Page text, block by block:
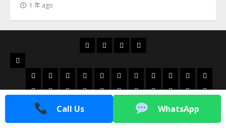
1 年 ago
首
通
俱
樂
通
分
享
24
時
通
渠
服
地
太
和
地
太
古
大
角
咀
大
圍
大
埔
火
炭
粉
嶺
地
北
角
地
旺
角
荃
灣
地
天
水
荔
枝
屯
小
西
藍
沙
火
數
碼
土
瓜
洪
水
柴
灣
慈
版權所有 © 香港通渠公司 MoreNews by AF themes.
Call Us WhatsApp